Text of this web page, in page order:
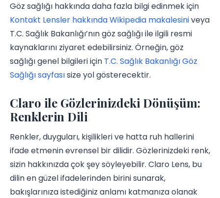
Göz sağlığı hakkında daha fazla bilgi edinmek için
Kontakt Lensler hakkında Wikipedia makalesiniveya
T.C. Sağlık Bakanlığı’nın göz sağlığı ile ilgili resmi
kaynaklarını ziyaret edebilirsiniz. Örneğin, göz
sağlığı genel bilgileri için T.C. Sağlık Bakanlığı Göz
Sağlığı sayfasısize yol gösterecektir.
Claro ile Gözlerinizdeki Dönüşüm:
Renklerin Dili
Renkler, duyguları, kişilikleri ve hatta ruh hallerini
ifade etmenin evrensel bir dilidir. Gözlerinizdeki renk,
sizin hakkınızda çok şey söyleyebilir. Claro Lens, bu
dilin en güzel ifadelerinden birini sunarak,
bakışlarınıza istediğiniz anlamı katmanıza olanak